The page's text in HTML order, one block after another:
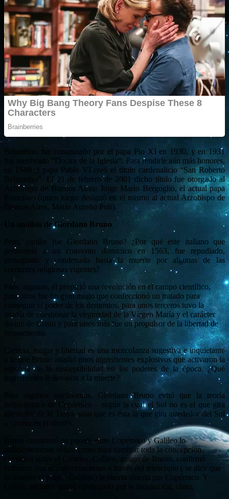
Belarmino fue canonizado por el papa Pío XI en 1930, y en 1931
fue nombrado “Doctor de la Iglesia“. Para rendirle aún más honores,
en 1969 el papa Pablo VI creó el título cardenalicio “San Roberto
Belarmino”. El 21 de febrero de 2001 dicho título fue otorgado al
Arzobispo de Buenos Aires: Jorge Mario Bergoglio, el actual papa
Francisco (quien luego designó en el mismo al actual Arzobispo de
Buenos Aires, Mario Aurelio Poli).
Un análisis de Giordano Bruno
Pero, ¿quién fue Giordano Bruno? ¿Por qué este italiano que
perteneció a un convento dominico en 1563, fue repudiado,
perseguido y condenado hasta la muerte por algunas de las
corrientes religiosas vigentes?
Para algunos, él propició una revolución en el campo científico,
para otros fue un gran mago que confeccionó un tratado para
conseguir el poder de los demonios, para unos terceros tuvo la
osadía de cuestionar la virginidad de la Vírgen María y el carácter
divino de Cristo y para unos más fue un propulsor de la libertad de
pensamiento.
Ciencia, magia y libertad es una mezcolanza sugestiva e inquietante
a la que Bruno añadió unos ingredientes explosivos que activaron la
espoleta de la susceptibilidad en los poderes de la época. ¿Qué
ingredientes le llevaron a la muerte?
Para algunos astrónomos, Giordano Bruno evitó que la teoría
heliocéntrica de Copérnico – según la cual el Sol no es el que gira
alrededor de la Tierra, sino que es ésta la que gira alrededor del Sol
Bruno construyó un puente entre Copérnico y Galileo lo
suficientemente sólido como para cambiar toda la concepción
científica sobre el Cosmos. Galileo, amigo de Bruno, confirmó
entonces con sus observaciones a través del telescopio ( se dice que
lo inventó el propio Galileo ) la puerta abierta por Copérnico. Y
Galileo también murió condenado por la Inquisición, claro.